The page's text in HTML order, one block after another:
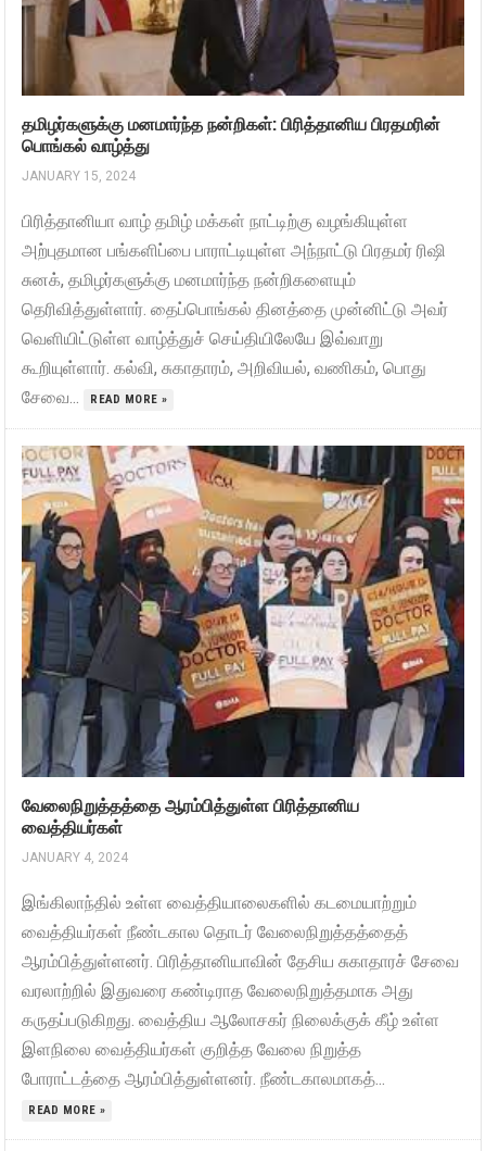
தமிழர்களுக்கு மனமார்ந்த நன்றிகள்: பிரித்தானிய பிரதமரின்
பொங்கல் வாழ்த்து
JANUARY 15, 2024
பிரித்தானியா வாழ் தமிழ் மக்கள் நாட்டிற்கு வழங்கியுள்ள
அற்புதமான பங்களிப்பை பாராட்டியுள்ள அந்நாட்டு பிரதமர் ரிஷி
சுனக், தமிழர்களுக்கு மனமார்ந்த நன்றிகளையும்
தெரிவித்துள்ளார். தைப்பொங்கல் தினத்தை முன்னிட்டு அவர்
வெளியிட்டுள்ள வாழ்த்துச் செய்தியிலேயே இவ்வாறு
கூறியுள்ளார். கல்வி, சுகாதாரம், அறிவியல், வணிகம், பொது
சேவை...
READ MORE »
வேலைநிறுத்தத்தை ஆரம்பித்துள்ள பிரித்தானிய
வைத்தியர்கள்
JANUARY 4, 2024
இங்கிலாந்தில் உள்ள வைத்தியாலைகளில் கடமையாற்றும்
வைத்தியர்கள் நீண்டகால தொடர் வேலைநிறுத்தத்தைத்
ஆரம்பித்துள்ளனர். பிரித்தானியாவின் தேசிய சுகாதாரச் சேவை
வரலாற்றில் இதுவரை கண்டிராத வேலைநிறுத்தமாக அது
கருதப்படுகிறது. வைத்திய ஆலோசகர் நிலைக்குக் கீழ் உள்ள
இளநிலை வைத்தியர்கள் குறித்த வேலை நிறுத்த
போராட்டத்தை ஆரம்பித்துள்ளனர். நீண்டகாலமாகத்...
READ MORE »